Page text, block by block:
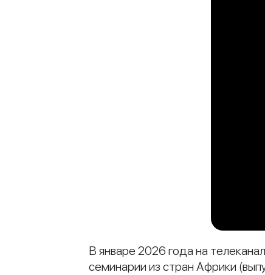
В январе 2026 года на
семинарии из стран Африки